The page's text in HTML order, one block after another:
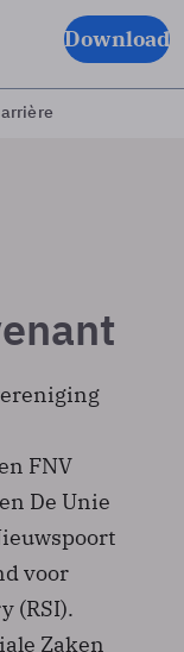
Download
FNV
De Unie
voor
(RSI).
Zaken